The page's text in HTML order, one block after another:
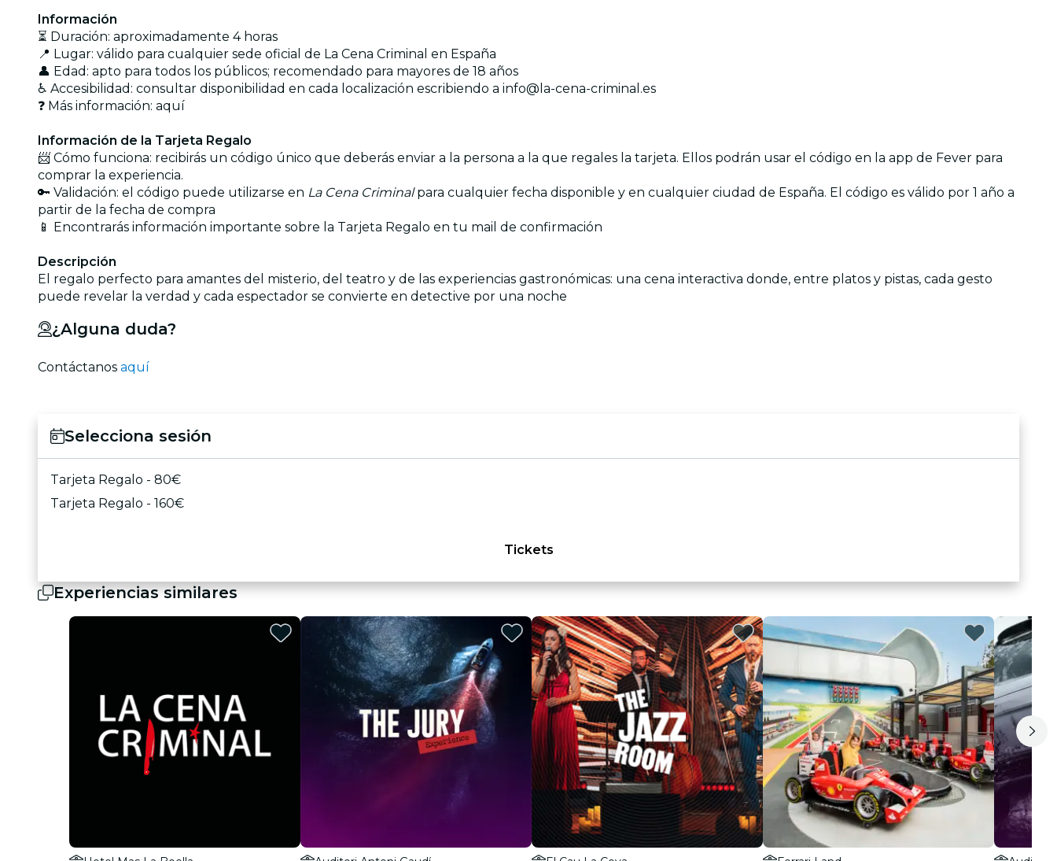
Información
⏳ Duración: aproximadamente 4 horas
📍 Lugar: válido para cualquier sede oficial de La Cena Criminal en España
👤 Edad: apto para todos los públicos; recomendado para mayores de 18 años
♿ Accesibilidad: consultar disponibilidad en cada localización escribiendo a info@la-cena-criminal.es
❓ Más información: aquí
Información de la Tarjeta Regalo
📨 Cómo funciona: recibirás un código único que deberás enviar a la persona a la que regales la tarjeta. Ellos podrán usar el código en la app de Fever para
comprar la experiencia.
🔑 Validación: el código puede utilizarse en La Cena Criminalpara cualquier fecha disponible y en cualquier ciudad de España. El código es válido por 1 año a
partir de la fecha de compra
📱 Encontrarás información importante sobre la Tarjeta Regalo en tu mail de confirmación
Descripción
El regalo perfecto para amantes del misterio, del teatro y de las experiencias gastronómicas: una cena interactiva donde, entre platos y pistas, cada gesto
puede revelar la verdad y cada espectador se convierte en detective por una noche
¿Alguna duda?
Contáctanos aquí
Selecciona sesión
Tarjeta Regalo - 80€
Tarjeta Regalo - 160€
Tickets
Experiencias similares